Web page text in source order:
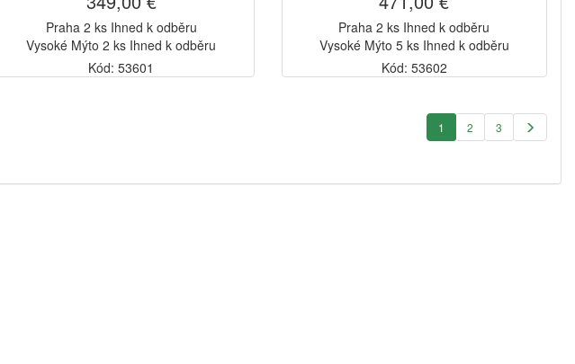
Praha 2 ks Ihned k odběru
Vysoké Mýto 2 ks Ihned k odběru
Kód: 53601
Praha 2 ks Ihned k odběru
Vysoké Mýto 5 ks Ihned k odběru
Kód: 53602
1 2 3